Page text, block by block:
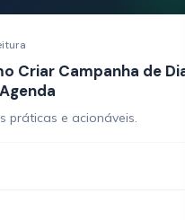
Criar Campanha de
práticas e acionáveis.